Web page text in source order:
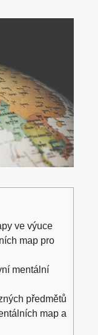
ve výuce
map pro
mentální
předmětů
map a